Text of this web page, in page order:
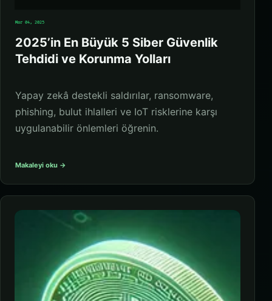
Mar 04, 2025
2025’in En Büyük 5 Siber Güvenlik
Tehdidi ve Korunma Yolları
Yapay zekâ destekli saldırılar, ransomware,
phishing, bulut ihlalleri ve IoT risklerine karşı
uygulanabilir önlemleri öğrenin.
Makaleyi oku →